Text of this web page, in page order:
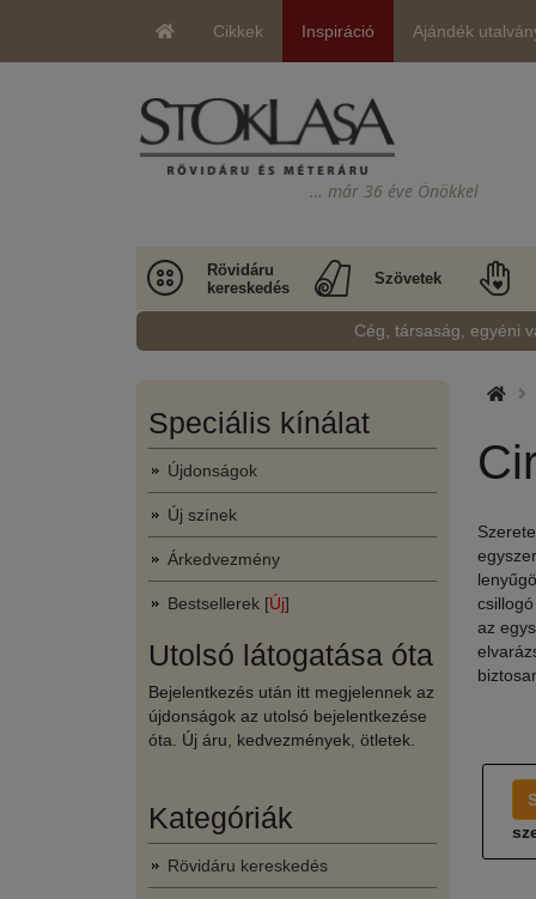
Cikkek Inspiráció Ajándék
… már 36 éve Önökkel
Rövidáru
kereskedés
Szövetek
Cég, társaság, egyéni
Speciális kínálat
Újdonságok
Új színek
Árkedvezmény
Bestsellerek [Új]
Utolsó látogatása óta
Bejelentkezés után itt megjelennek az
újdonságok az utolsó bejelentkezése
óta. Új áru, kedvezmények, ötletek.
Kategóriák
Rövidáru kereskedés
az